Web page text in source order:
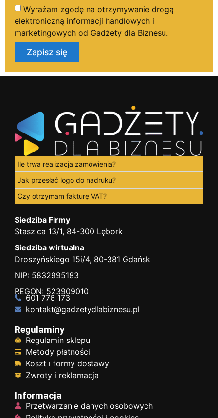
Wyrażam zgodę na otrzymywanie drogą
elektroniczną informacji handlowych i
marketingowych od Gadżety dla Biznesu.
Zapisz się
Ile trwa realizacja zamówienia?
Jak przesłać logo do nadruku?
Czy otrzymam fakturę VAT?
Siedziba Firmy
Staszica 13/1, 84-300 Lębork
Siedziba wirtualna
Droszyńskiego 15i/4, 80-381 Gdańsk
NIP: 5832995183
REGON: 523909010
601 776 173
kontakt@gadzetydlabiznesu.pl
Regulaminy
Regulamin sklepu
Metody płatności
Koszt i formy dostawy
Zwroty i reklamacja
Informacja
Przetwarzanie danych osobowych